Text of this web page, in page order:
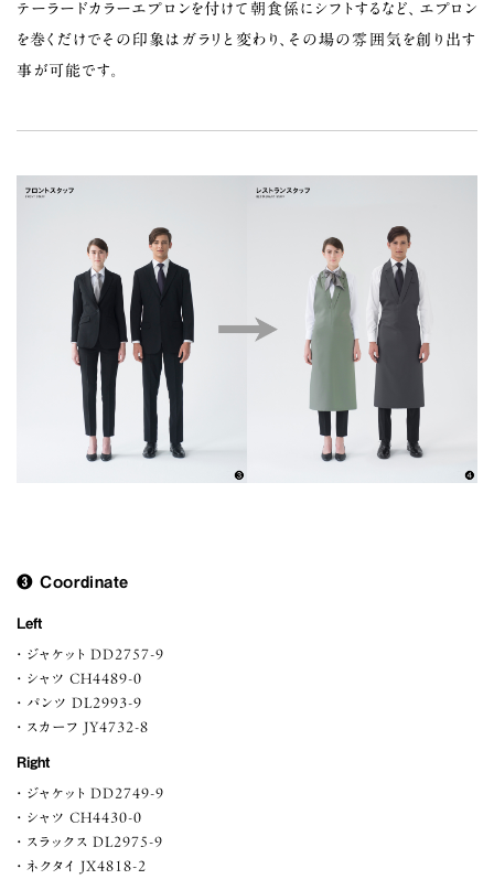
テーラードカラーエプロンを付けて朝食係にシフトするなど、エプロン
を巻くだけでその印象はガラリと変わり、その場の雰囲気を創り出す
事が可能です。
❸ Coordinate
Left
ジャケット DD2757-9
シャツ CH4489-0
パンツ DL2993-9
スカーフ JY4732-8
Right
ジャケット DD2749-9
シャツ CH4430-0
スラックス DL2975-9
ネクタイ JX4818-2